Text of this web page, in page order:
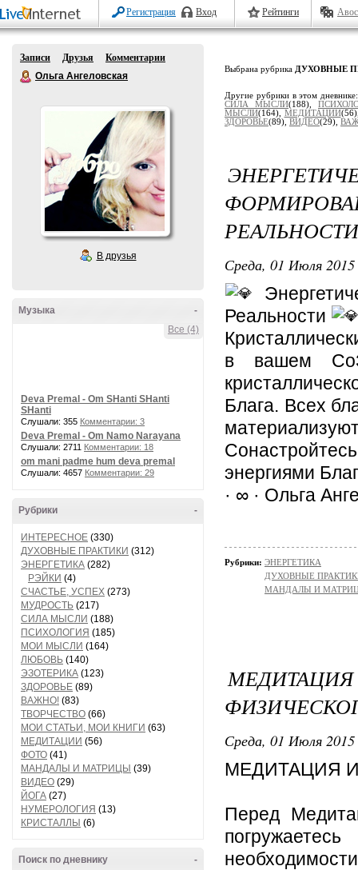
Регистрация Вход Рейтинги
Записи Друзья
Комментарии
Ольга Ангеловская
В друзья
-
Музыка
Все (4)
Deva Premal - Om SHanti SHanti
SHanti
Слушали: 355 Комментарии: 3
Deva Premal - Om Namo Narayana
Слушали: 2711 Комментарии: 18
om mani padme hum deva premal
Слушали: 4657 Комментарии: 29
-
Рубрики
ИНТЕРЕСНОЕ (330)
ДУХОВНЫЕ ПРАКТИКИ (312)
ЭНЕРГЕТИКА (282)
РЭЙКИ (4)
СЧАСТЬЕ, УСПЕХ (273)
МУДРОСТЬ (217)
СИЛА МЫСЛИ (188)
ПСИХОЛОГИЯ (185)
МОИ МЫСЛИ (164)
ЛЮБОВЬ (140)
ЭЗОТЕРИКА (123)
ЗДОРОВЬЕ (89)
ВАЖНО! (83)
ТВОРЧЕСТВО (66)
МОИ СТАТЬИ, МОИ КНИГИ (63)
МЕДИТАЦИИ (56)
ФОТО (41)
МАНДАЛЫ И МАТРИЦЫ (39)
ВИДЕО (29)
ЙОГА (27)
НУМЕРОЛОГИЯ (13)
КРИСТАЛЛЫ (6)
-
Поиск по дневнику
Выбрана рубрика ДУХОВНЫЕ
Другие рубрики в этом
СИЛА МЫСЛИ(188),
МЫСЛИ(164), МЕДИТАЦИИ
ЗДОРОВЬЕ(89), ВИДЕО(29),
РЕАЛЬНОСТИ
Среда, 01 Июля
Реальности
в вашем
Блага. Всех
энергиями
· ∞ · Ольга
Рубрики: ЭНЕРГЕТИКА
ДУХОВНЫЕ
МАНДАЛЫ И
Среда, 01 Июля
МЕДИТАЦИЯ
Перед